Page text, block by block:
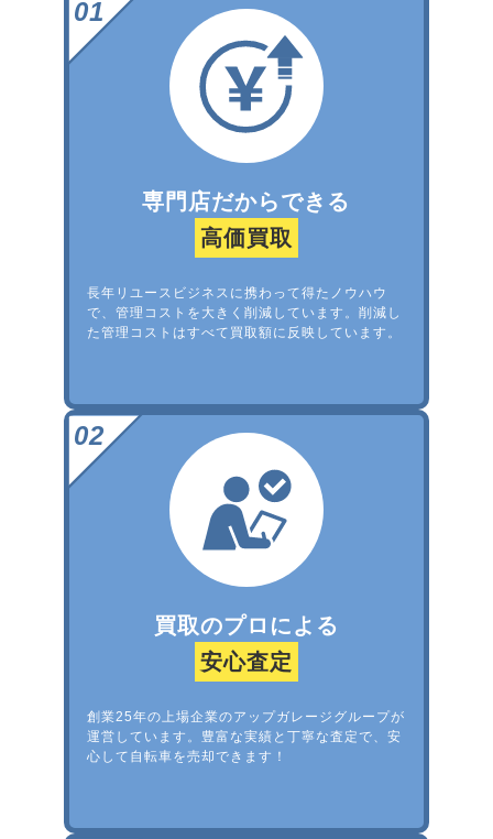
専門店だからできる
高価買取
長年リユースビジネスに携わって得たノウハウ
で、管理コストを大きく削減しています。削減し
た管理コストはすべて買取額に反映しています。
買取のプロによる
安心査定
創業25年の上場企業のアップガレージグループが
運営しています。豊富な実績と丁寧な査定で、安
心して自転車を売却できます！